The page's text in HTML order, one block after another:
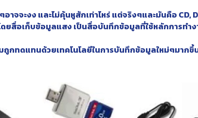
าจจะงง และไม่คุ้นหูสักเท่าไหร่ แต่จริงๆและมันคือ CD,
ดยสื่อเก็บข้อมูลแสง เป็นสื่อบันทึกข้อมูลที่ใช้หลักการทำง
ถูกทดแทนด้วยเทคโนโลยีในการบันทึกข้อมูลใหม่ๆมากขึ้